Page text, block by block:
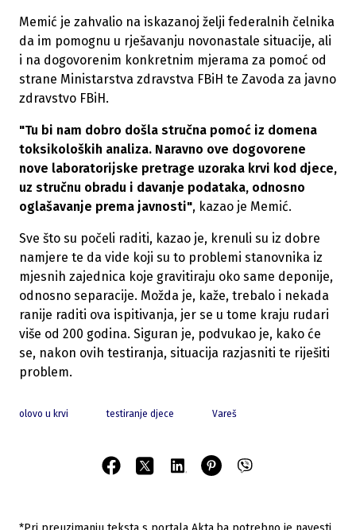
Memić je zahvalio na iskazanoj želji federalnih čelnika
da im pomognu u rješavanju novonastale situacije, ali
i na dogovorenim konkretnim mjerama za pomoć od
strane Ministarstva zdravstva FBiH te Zavoda za javno
zdravstvo FBiH.
"Tu bi nam dobro došla stručna pomoć iz domena
toksikoloških analiza. Naravno ove dogovorene
nove laboratorijske pretrage uzoraka krvi kod djece,
uz stručnu obradu i davanje podataka, odnosno
oglašavanje prema javnosti", kazao je Memić.
Sve što su počeli raditi, kazao je, krenuli su iz dobre
namjere te da vide koji su to problemi stanovnika iz
mjesnih zajednica koje gravitiraju oko same deponije,
odnosno separacije. Možda je, kaže, trebalo i nekada
ranije raditi ova ispitivanja, jer se u tome kraju rudari
više od 200 godina. Siguran je, podvukao je, kako će
se, nakon ovih testiranja, situacija razjasniti te riješiti
problem.
olovo u krvi testiranje djece Vareš